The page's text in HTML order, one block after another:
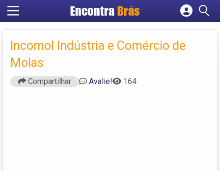
Encontra Brás
Cadastrar empresa
Criar conta
Incomol Indústria e Comércio de
Molas
Compartilhar Avalie! 164